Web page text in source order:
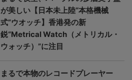
が美しい【日本未上陸“本格機械
式”ウオッチ】香港発の新
鋭“Metrical Watch（メトリカル・
ウォッチ）”に注目
まるで本物のレコードプレーヤー